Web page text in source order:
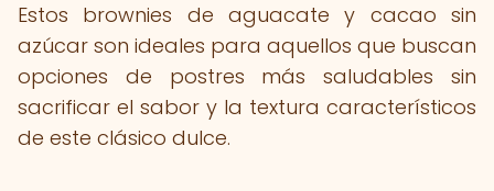
Estos brownies de aguacate y cacao sin
azúcar son ideales para aquellos que buscan
opciones de postres más saludables sin
sacrificar el sabor y la textura característicos
de este clásico dulce.